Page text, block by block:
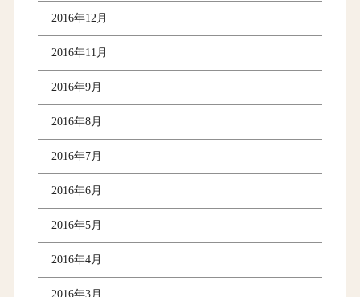
2016年12月
2016年11月
2016年9月
2016年8月
2016年7月
2016年6月
2016年5月
2016年4月
2016年3月